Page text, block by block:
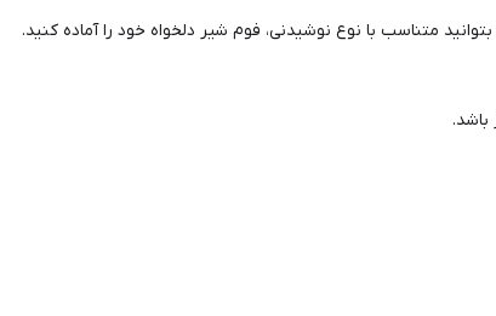
متناسب با نوع نوشیدنی، فوم شیر دلخواه خود را آماده کنید.
باشد.